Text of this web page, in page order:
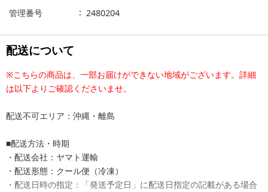
管理番号
2480204
配送について
※こちらの商品は、一部お届けができない地域がございます。詳細
は以下よりご確認くださいませ。
配送不可エリア：沖縄・離島
■配送方法・時期
・配送会社：ヤマト運輸
・配送形態：クール便（冷凍）
・配送日時の指定：「発送予定日」に配送日指定の記載がある場合